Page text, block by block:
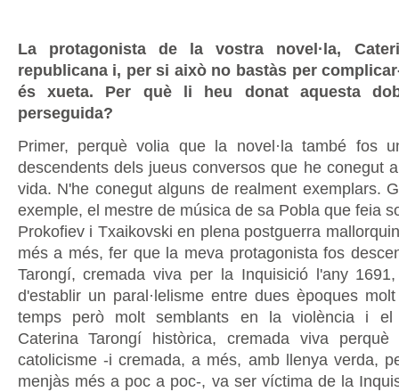
La protagonista de la vostra novel·la,
republicana i, per si això no bastàs per
és xueta. Per què li heu donat aquesta
perseguida?
Primer, perquè volia que la novel·la també fos
descendents dels jueus conversos que he conegut
vida. N'he conegut alguns de realment exemplars.
exemple, el mestre de música de sa Pobla que feia
Prokofiev i Txaikovski en plena postguerra
més a més, fer que la meva protagonista fos
Tarongí, cremada viva per la Inquisició l'any
d'establir un paral·lelisme entre dues èpoques
temps però molt semblants en la violència i el
Caterina Tarongí històrica, cremada viva
catolicisme -i cremada, a més, amb llenya verda,
menjàs més a poc a poc-, va ser víctima de la